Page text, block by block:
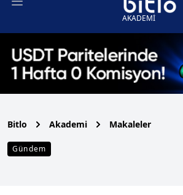
Open main menu
AKADEMİ
Bitlo Akademi Makaleler
Gündem